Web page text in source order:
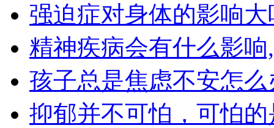
强迫症对身体的影响
精神疾病会有什么影
孩子总是焦虑不安怎
抑郁并不可怕，可怕